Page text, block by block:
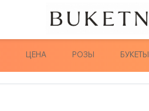
ЦЕНА РОЗЫ БУКЕТЫ